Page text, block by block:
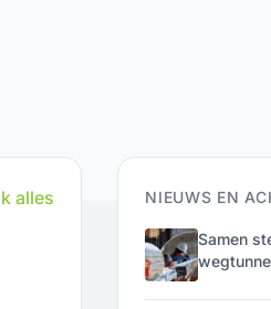
alles NIEUWS EN
Samen